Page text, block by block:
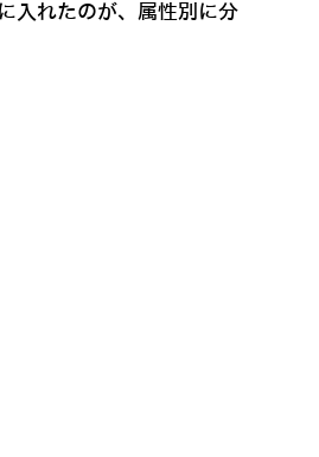
入れたのが、属性別に分